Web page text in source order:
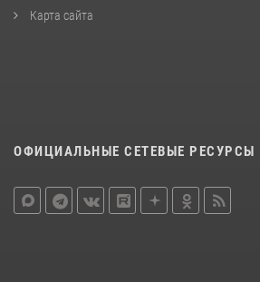
Карта сайта
ОФИЦИАЛЬНЫЕ СЕТЕВЫЕ РЕСУРСЫ